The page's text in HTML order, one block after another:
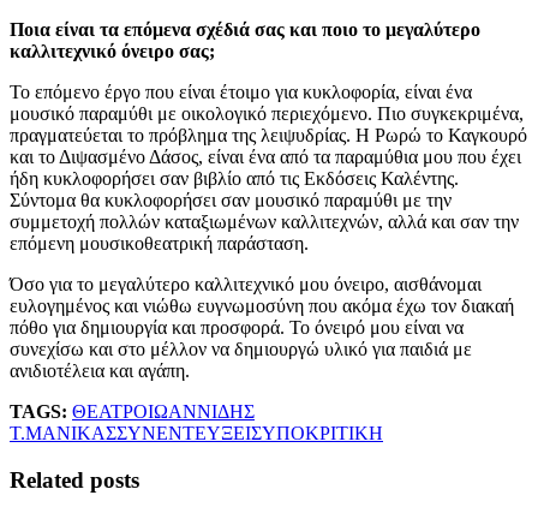
Ποια είναι τα επόμενα σχέδιά σας και ποιο το μεγαλύτερο
καλλιτεχνικό όνειρο σας;
Το επόμενο έργο που είναι έτοιμο για κυκλοφορία, είναι ένα
μουσικό παραμύθι με οικολογικό περιεχόμενο. Πιο συγκεκριμένα,
πραγματεύεται το πρόβλημα της λειψυδρίας. Η Ρωρώ το Καγκουρό
και το Διψασμένο Δάσος, είναι ένα από τα παραμύθια μου που έχει
ήδη κυκλοφορήσει σαν βιβλίο από τις Εκδόσεις Καλέντης.
Σύντομα θα κυκλοφορήσει σαν μουσικό παραμύθι με την
συμμετοχή πολλών καταξιωμένων καλλιτεχνών, αλλά και σαν την
επόμενη μουσικοθεατρική παράσταση.
Όσο για το μεγαλύτερο καλλιτεχνικό μου όνειρο, αισθάνομαι
ευλογημένος και νιώθω ευγνωμοσύνη που ακόμα έχω τον διακαή
πόθο για δημιουργία και προσφορά. Το όνειρό μου είναι να
συνεχίσω και στο μέλλον να δημιουργώ υλικό για παιδιά με
ανιδιοτέλεια και αγάπη.
TAGS: ΘΕΑΤΡΟΙΩΑΝΝΙΔΗΣ
Τ.ΜΑΝΙΚΑΣΣΥΝΕΝΤΕΥΞΕΙΣΥΠΟΚΡΙΤΙΚΗ
Related posts